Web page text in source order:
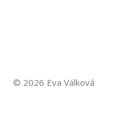
© 2026 Eva Válková